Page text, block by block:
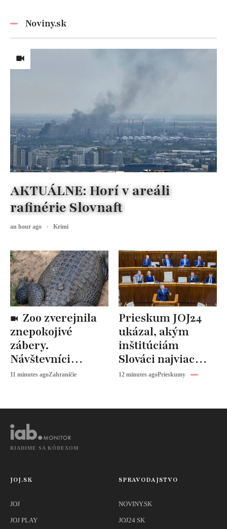
Noviny.sk
znepokojivé
zábery.
Návštevníci
hádzali po
11 minutes agoZahraničie
Prieskum JOJ24
ukázal, akým
inštitúciám
Slováci najviac
veria. Vláda a
12 minutes agoPrieskumy
AKTUÁLNE: Horí v areáli
rafinérie Slovnaft
an hour ago Krimi
RIADIME SA KÓDEXOM
JOJ.SK
JOJ
JOJ PLAY
SPRAVODAJSTVO
NOVINY.SK
JOJ24.SK